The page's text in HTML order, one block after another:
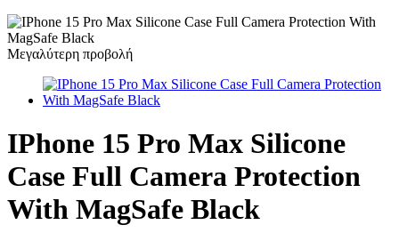
Μεγαλύτερη προβολή
IPhone 15 Pro Max Silicone
Case Full Camera Protection
With MagSafe Black